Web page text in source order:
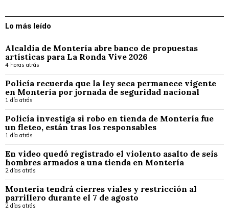
Lo más leído
Alcaldía de Montería abre banco de propuestas
artísticas para La Ronda Vive 2026
4 horas atrás
Policía recuerda que la ley seca permanece vigente
en Montería por jornada de seguridad nacional
1 día atrás
Policía investiga si robo en tienda de Montería fue
un fleteo, están tras los responsables
1 día atrás
En video quedó registrado el violento asalto de seis
hombres armados a una tienda en Montería
2 días atrás
Montería tendrá cierres viales y restricción al
parrillero durante el 7 de agosto
2 días atrás